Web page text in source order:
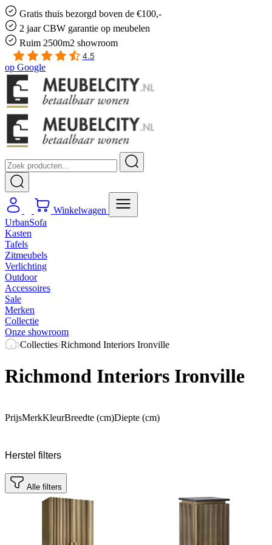
Gratis thuis bezorgd boven de €100,-
2 jaar CBW garantie op meubelen
Ruim 2500m2 showroom
4.5
op Google
Winkelwagen
UrbanSofa
Kasten
Tafels
Zitmeubels
Verlichting
Outdoor
Accessoires
Sale
Merken
Collectie
Onze showroom
Collecties Richmond Interiors Ironville
Richmond Interiors Ironville
PrijsMerkKleurBreedte (cm)Diepte (cm)
Herstel filters
Alle filters